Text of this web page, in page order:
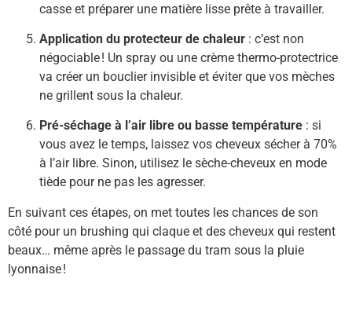
casse et préparer une matière lisse prête à travailler.
Application du protecteur de chaleur : c’est non
négociable ! Un spray ou une crème thermo-protectrice
va créer un bouclier invisible et éviter que vos mèches
ne grillent sous la chaleur.
Pré-séchage à l’air libre ou basse température : si
vous avez le temps, laissez vos cheveux sécher à 70%
à l’air libre. Sinon, utilisez le sèche-cheveux en mode
tiède pour ne pas les agresser.
En suivant ces étapes, on met toutes les chances de son
côté pour un brushing qui claque et des cheveux qui restent
beaux… même après le passage du tram sous la pluie
lyonnaise !